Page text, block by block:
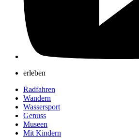
erleben
Radfahren
Wandern
Wassersport
Genuss
Museen
Mit Kindern